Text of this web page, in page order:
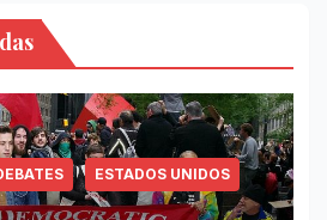
ESTADOS UNIDOS